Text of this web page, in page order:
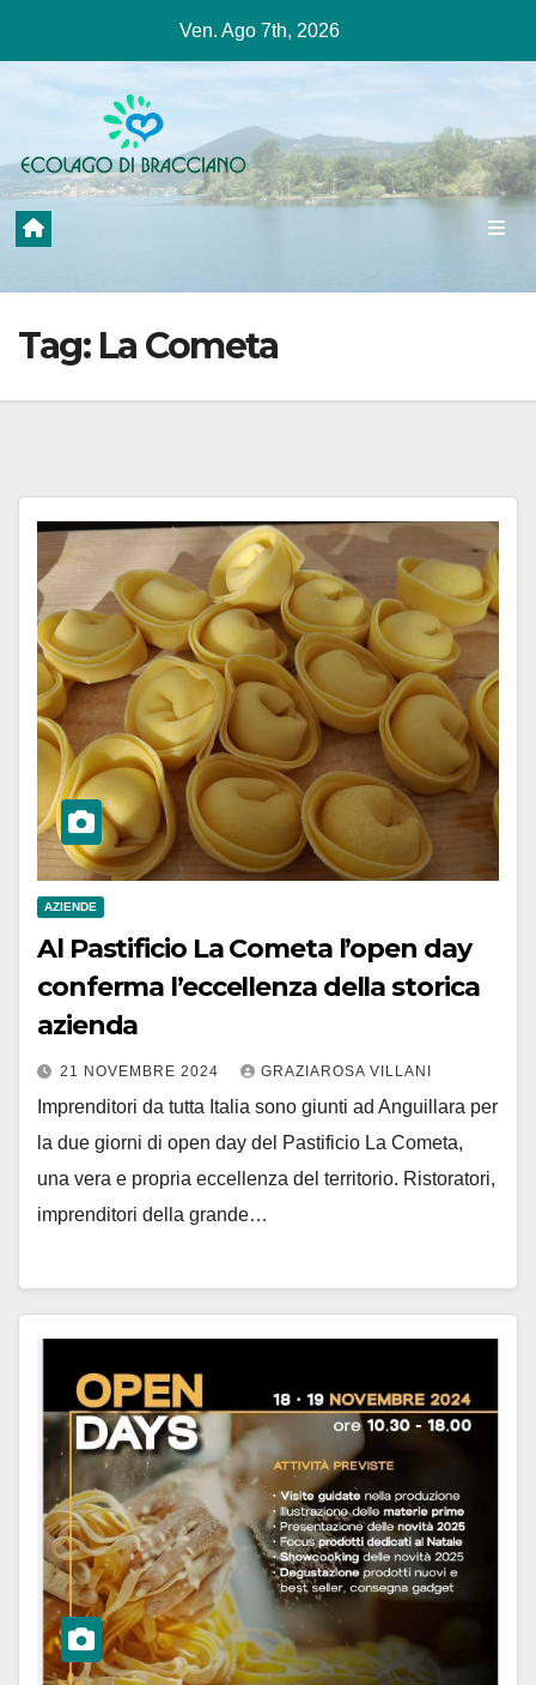
contenuto
Ven. Ago 7th, 2026
Tag: La Cometa
AZIENDE
Al Pastificio La Cometa l’open day
conferma l’eccellenza della storica
azienda
21 NOVEMBRE 2024 GRAZIAROSA VILLANI
Imprenditori da tutta Italia sono giunti ad Anguillara per
la due giorni di open day del Pastificio La Cometa,
una vera e propria eccellenza del territorio. Ristoratori,
imprenditori della grande…